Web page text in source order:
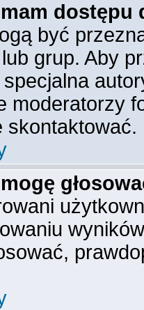
dostępu
być
grup. Aby
moderatorzy
skontaktować.